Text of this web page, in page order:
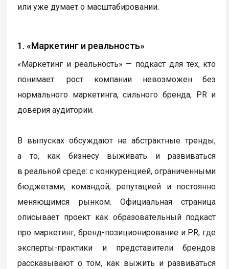
или уже думает о масштабировании.
1. «Маркетинг и реальность»
«Маркетинг и реальность» — подкаст для тех, кто
понимает: рост компании невозможен без
нормального маркетинга, сильного бренда, PR и
доверия аудитории.
В выпусках обсуждают не абстрактные тренды,
а то, как бизнесу выживать и развиваться
в реальной среде: с конкуренцией, ограниченными
бюджетами, командой, репутацией и постоянно
меняющимся рынком. Официальная страница
описывает проект как образовательный подкаст
про маркетинг, бренд-позиционирование и PR, где
эксперты-практики и представители брендов
рассказывают о том, как выжить и развиваться